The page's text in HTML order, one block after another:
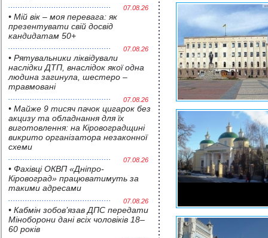
07.08.26
• Мій вік – моя перевага: як
презентувати свій досвід
кандидатам 50+
07.08.26
• Pятувальники ліквідували
наслідки ДТП, внаслідок якої одна
людина загинула, шестеро –
травмовані
07.08.26
• Майже 9 тисяч пачок цигарок без
акцизу та обладнання для їх
виготовлення: на Кіровоградщині
викрито організатора незаконної
схеми
07.08.26
• Фахівці ОКВП «Дніпро-
Кіровоград» працюватимуть за
такими адресами
07.08.26
• Кабмін зобов’язав ДПС передати
Міноборони дані всіх чоловіків 18–
60 років